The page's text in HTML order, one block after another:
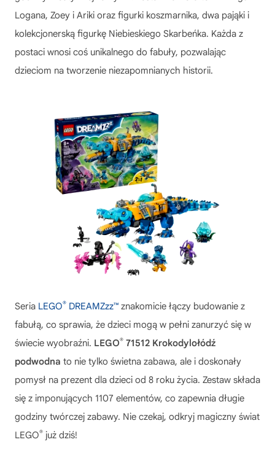
Logana, Zoey i Ariki oraz figurki koszmarnika, dwa pająki i
kolekcjonerską figurkę Niebieskiego Skarbeńka. Każda z
postaci wnosi coś unikalnego do fabuły, pozwalając
dzieciom na tworzenie niezapomnianych historii.
Seria LEGO® DREAMZzz™ znakomicie łączy budowanie z
fabułą, co sprawia, że dzieci mogą w pełni zanurzyć się w
świecie wyobraźni. LEGO® 71512 Krokodylołódź
podwodna to nie tylko świetna zabawa, ale i doskonały
pomysł na prezent dla dzieci od 8 roku życia. Zestaw składa
się z imponujących 1107 elementów, co zapewnia długie
godziny twórczej zabawy. Nie czekaj, odkryj magiczny świat
LEGO® już dziś!